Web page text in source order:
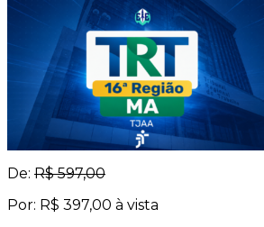
De: R$ 597,00
Por: R$ 397,00 à vista